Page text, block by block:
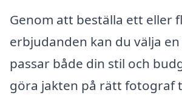
Genom att beställa ett eller
erbjudanden kan du välja
passar både din stil och
göra jakten på rätt fotograf